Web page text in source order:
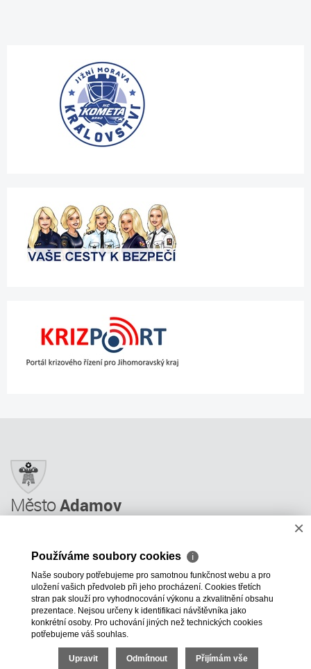
MěstoAdamov
Úřední deska
Informace
Odkazy a rady
ÚP GIS MAPY
+420 516 499 620 mesto@adamov.cz
×
Používáme soubory cookies ℹ
Naše soubory potřebujeme pro samotnou funkčnost webu a pro
uložení vašich předvoleb při jeho procházení. Cookies třetích
stran pak slouží pro vyhodnocování výkonu a zkvalitnění obsahu
prezentace. Nejsou určeny k identifikaci návštěvníka jako
konkrétní osoby. Pro uchování jiných než technických cookies
potřebujeme váš souhlas.
Upravit Odmítnout Přijímám vše